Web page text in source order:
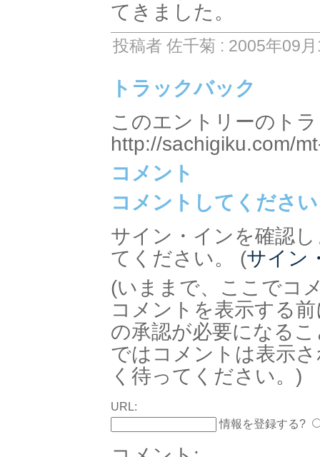
てきました。
投稿者 佐千菊 : 2005年09
トラックバック
このエントリーのト
http://sachigiku.com/
コメント
コメントしてください
サイン・インを確認
てください。 (サイン
(いままで、ここでコ
コメントを表示する
の承認が必要になる
ではコメントは表示
く待ってください。)
URL:
情報を登録する?